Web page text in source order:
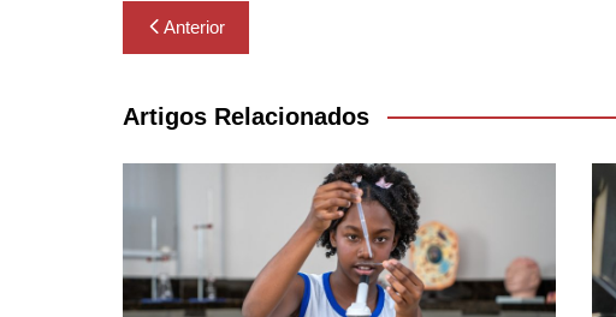
Navegação
de
Post
Anterior
Artigos Relacionados